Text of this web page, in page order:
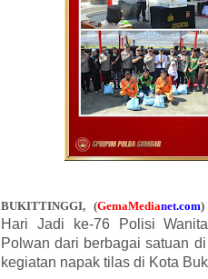
BUKITTINGGI, (GemaMedianet.com)
Hari Jadi ke-76 Polisi
Polwan dari berbagai satuan
kegiatan napak tilas di Kota